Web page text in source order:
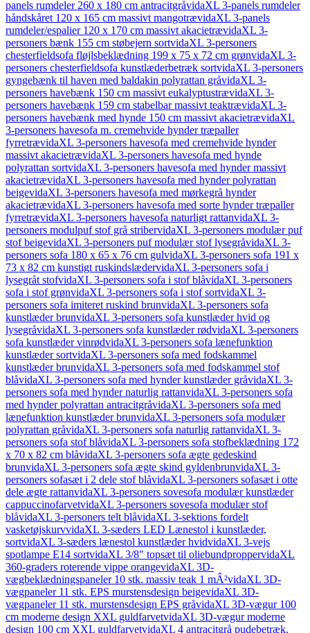
panels rumdeler 260 x 180 cm antracitgråvidaXL 3-panels rumdeler
håndskåret 120 x 165 cm massivt mangotrævidaXL 3-panels
rumdeler/espalier 120 x 170 cm massivt akacietrævidaXL 3-
personers bænk 155 cm støbejern sortvidaXL 3-personers
chesterfieldsofa fløjlsbeklædning 199 x 75 x 72 cm grønvidaXL 3-
personers chesterfieldsofa kunstlæderbetræk sortvidaXL 3-personers
gyngebænk til haven med baldakin polyrattan gråvidaXL 3-
personers havebænk 150 cm massivt eukalyptustrævidaXL 3-
personers havebænk 159 cm stabelbar massivt teaktrævidaXL 3-
personers havebænk med hynde 150 cm massivt akacietrævidaXL
3-personers havesofa m. cremehvide hynder træpaller
fyrretrævidaXL 3-personers havesofa med cremehvide hynder
massivt akacietrævidaXL 3-personers havesofa med hynde
polyrattan sortvidaXL 3-personers havesofa med hynder massivt
akacietrævidaXL 3-personers havesofa med hynder polyrattan
beigevidaXL 3-personers havesofa med mørkegrå hynder
akacietrævidaXL 3-personers havesofa med sorte hynder træpaller
fyrretrævidaXL 3-personers havesofa naturligt rattanvidaXL 3-
personers modulpuf stof grå stribervidaXL 3-personers modulær puf
stof beigevidaXL 3-personers puf modulær stof lysegråvidaXL 3-
personers sofa 180 x 65 x 76 cm gulvidaXL 3-personers sofa 191 x
73 x 82 cm kunstigt ruskindslædervidaXL 3-personers sofa i
lysegråt stofvidaXL 3-personers sofa i stof blåvidaXL 3-personers
sofa i stof grønvidaXL 3-personers sofa i stof sortvidaXL 3-
personers sofa imiteret ruskind brunvidaXL 3-personers sofa
kunstlæder brunvidaXL 3-personers sofa kunstlæder hvid og
lysegråvidaXL 3-personers sofa kunstlæder rødvidaXL 3-personers
sofa kunstlæder vinrødvidaXL 3-personers sofa lænefunktion
kunstlæder sortvidaXL 3-personers sofa med fodskammel
kunstlæder brunvidaXL 3-personers sofa med fodskammel stof
blåvidaXL 3-personers sofa med hynder kunstlæder gråvidaXL 3-
personers sofa med hynder naturlig rattanvidaXL 3-personers sofa
med hynder polyrattan antracitgråvidaXL 3-personers sofa med
lænefunktion kunstlæder brunvidaXL 3-personers sofa modulær
polyrattan gråvidaXL 3-personers sofa naturlig rattanvidaXL 3-
personers sofa stof blåvidaXL 3-personers sofa stofbeklædning 172
x 70 x 82 cm blåvidaXL 3-personers sofa ægte gedeskind
brunvidaXL 3-personers sofa ægte skind gyldenbrunvidaXL 3-
personers sofasæt i 2 dele stof blåvidaXL 3-personers sofasæt i otte
dele ægte rattanvidaXL 3-personers sovesofa modulær kunstlæder
cappuccinofarvetvidaXL 3-personers sovesofa modulær stof
blåvidaXL 3-personers telt blåvidaXL 3-sektions fordelt
vasketøjskurvvidaXL 3-sæders LED Lænestol i kunstlæder,
sortvidaXL 3-sæders lænestol kunstlæder hvidvidaXL 3-vejs
spotlampe E14 sortvidaXL 3/8″ topsæt til oliebundproppervidaXL
360-graders roterende vippe orangevidaXL 3D-
vægbeklædningspaneler 10 stk. massiv teak 1 mÂ²vidaXL 3D-
vægpaneler 11 stk. EPS murstensdesign beigevidaXL 3D-
vægpaneler 11 stk. murstensdesign EPS gråvidaXL 3D-vægur 100
cm moderne design XXL guldfarvetvidaXL 3D-vægur moderne
design 100 cm XXL guldfarvetvidaXL 4 antracitgrå pudebetræk,